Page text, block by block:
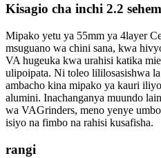
Kisagio cha inchi 2.2
Mipako yetu ya 55mm ya 4layer
msuguano wa chini sana, kwa
VA hugeuka kwa urahisi katika
ulipoipata. Ni toleo lililosasishwa
ambacho kina mipako ya kauri
alumini. Inachanganya muundo
wa VAGrinders, meno yenye
isiyo na fimbo na rahisi kusafisha.
rangi